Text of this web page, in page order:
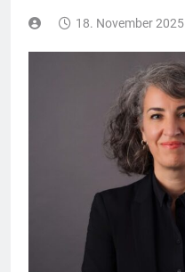
18. November 2025